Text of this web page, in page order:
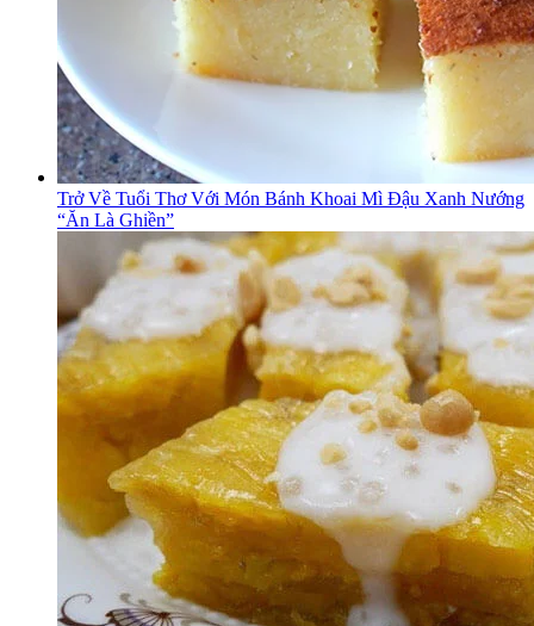
Trở Về Tuổi Thơ Với Món Bánh Khoai Mì Đậu Xanh Nướng
“Ăn Là Ghiền”